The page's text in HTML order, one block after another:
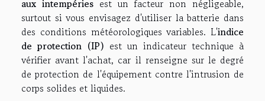
aux intempéries est un facteur non négligeable,
surtout si vous envisagez d'utiliser la batterie dans
des conditions météorologiques variables. L'indice
de protection (IP) est un indicateur technique à
vérifier avant l'achat, car il renseigne sur le degré
de protection de l'équipement contre l'intrusion de
corps solides et liquides.